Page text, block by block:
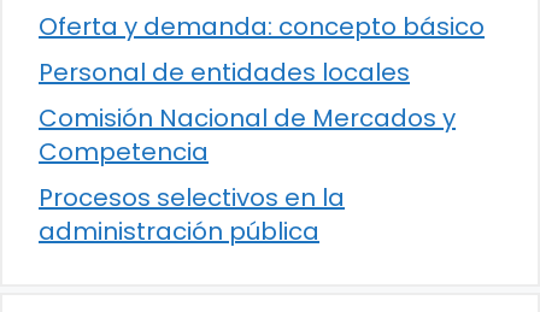
Oferta y demanda: concepto básico
Personal de entidades locales
Comisión Nacional de Mercados y
Competencia
Procesos selectivos en la
administración pública